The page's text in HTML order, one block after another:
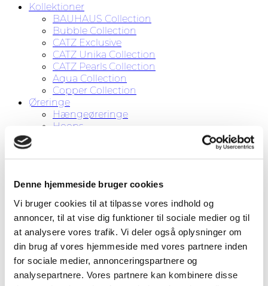
Denne hjemmeside bruger cookies
Vi bruger cookies til at tilpasse vores indhold og
annoncer, til at vise dig funktioner til sociale medier og til
at analysere vores trafik. Vi deler også oplysninger om
din brug af vores hjemmeside med vores partnere inden
for sociale medier, annonceringspartnere og
analysepartnere. Vores partnere kan kombinere disse
Kollektioner
BAUHAUS Collection
Bubble Collection
CATZ Exclusive
CATZ Unika Collection
CATZ Pearls Collection
Aqua Collection
Copper Collection
Øreringe
Hængeøreringe
Hoops
Øreringe uden huller
Halskæder
Armbånd
CATZ for KIDS
Tørklæder
Diverse
Tilbud
Om CATZ
Kontakt
Søg